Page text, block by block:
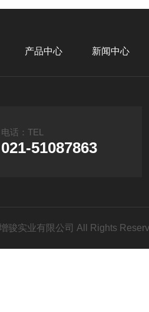
产品中心 新闻中心
电话：TEL
021-51087863
骏实业有限公司 All Rights